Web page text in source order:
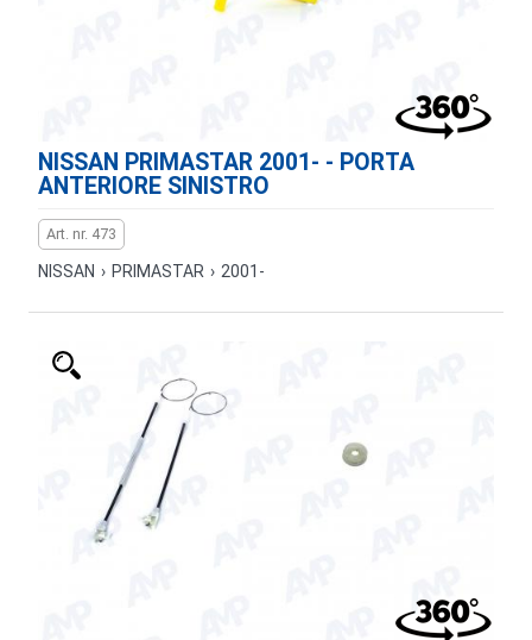
NISSAN PRIMASTAR 2001- - PORTA
ANTERIORE SINISTRO
Art. nr. 473
NISSAN › PRIMASTAR › 2001-